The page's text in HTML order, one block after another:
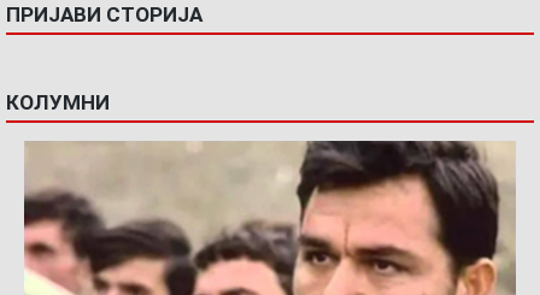
ПРИЈАВИ СТОРИЈА
КОЛУМНИ